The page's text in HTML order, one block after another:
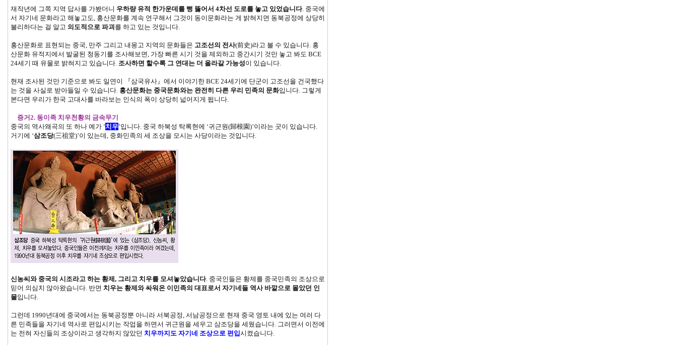
재작년에 그쪽 지역 답사를 가봤더니 우하량 유적 한가운데를 뻥 뚫어서 4차선 도로를 놓고 있었습니다. 중국에
서 자기네 문화라고 해놓고도, 홍산문화를 계속 연구해서 그것이 동이문화라는 게 밝혀지면 동북공정에 상당히
불리하다는 걸 알고 의도적으로 파괴 를 하고 있는 것입니다.
홍산문화로 표현되는 중국, 만주 그리고 내몽고 지역의 문화들은 고조선의 전사(前史)라고 볼 수 있습니다. 홍
산문화 유적지에서 발굴된 청동기를 조사해보면, 가장 빠른 시기 것을 제외하고 중간시기 것만 놓고 봐도 BCE
24세기 때 유물로 밝혀지고 있습니다. 조사하면 할수록 그 연대는 더 올라갈 가능성이 있습니다.
현재 조사된 것만 기준으로 봐도 일연이 『삼국유사』에서 이야기한 BCE 24세기에 단군이 고조선을 건국했다
는 것을 사실로 받아들일 수 있습니다. 홍산문화는 중국문화와는 완전히 다른 우리 민족의 문화입니다. 그렇게
본다면 우리가 한국 고대사를 바라보는 인식의 폭이 상당히 넓어지게 됩니다.
증거2. 동이족 치우천황의 금속무기
중국의 역사왜곡의 또 하나 예가 ‘치우’입니다. 중국 하북성 탁록현에 ‘귀근원(歸根園)’이라는 곳이 있습니다.
거기에 ‘삼조당(三祖堂)’이 있는데, 중화민족의 세 조상을 모시는 사당이라는 것입니다.
신농씨와 중국의 시조라고 하는 황제, 그리고 치우를 모셔놓았습니다. 중국인들은 황제를 중국민족의 조상으로
믿어 의심치 않아왔습니다. 반면 치우는 황제와 싸워온 이민족의 대표로서 자기네들 역사 바깥으로 몰았던 인
물입니다.
그런데 1990년대에 중국에서는 동북공정뿐 아니라 서북공정, 서남공정으로 현재 중국 영토 내에 있는 여러 다
른 민족들을 자기네 역사로 편입시키는 작업을 하면서 귀근원을 세우고 삼조당을 세웠습니다. 그러면서 이전에
는 전혀 자신들의 조상이라고 생각하지 않았던 치우까지도 자기네 조상으로 편입시켰습니다.